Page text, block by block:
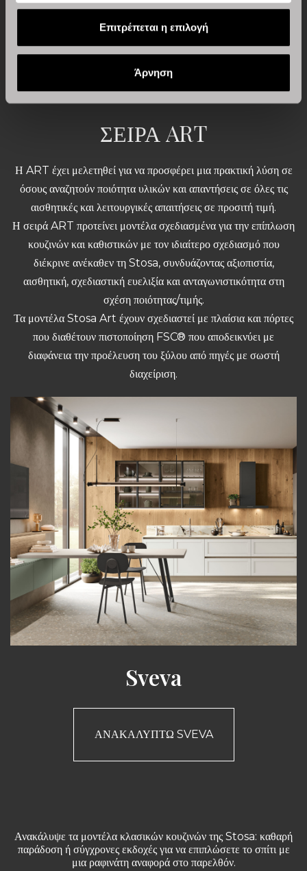
Επιτρέπεται η επιλογή
Άρνηση
ΣΕΙΡΑ ART
Η ART έχει μελετηθεί για να προσφέρει μια πρακτική λύση σε
όσους αναζητούν ποιότητα υλικών και απαντήσεις σε όλες τις
αισθητικές και λειτουργικές απαιτήσεις σε προσιτή τιμή.
Η σειρά ART προτείνει μοντέλα σχεδιασμένα για την επίπλωση
κουζινών και καθιστικών με τον ιδιαίτερο σχεδιασμό που
διέκρινε ανέκαθεν τη Stosa, συνδυάζοντας αξιοπιστία,
αισθητική, σχεδιαστική ευελιξία και ανταγωνιστικότητα στη
σχέση ποιότητας/τιμής.
Τα μοντέλα Stosa Art έχουν σχεδιαστεί με πλαίσια και πόρτες
που διαθέτουν πιστοποίηση FSC® που αποδεικνύει με
διαφάνεια την προέλευση του ξύλου από πηγές με σωστή
διαχείριση.
Sveva
ΑΝΑΚΑΛΎΠΤΩ SVEVA
Ανακάλυψε τα μοντέλα κλασικών κουζινών της Stosa: καθαρή
παράδοση ή σύγχρονες εκδοχές για να επιπλώσετε το σπίτι με
μια ραφινάτη αναφορά στο παρελθόν.